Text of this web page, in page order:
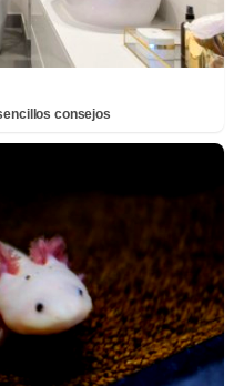
consejos